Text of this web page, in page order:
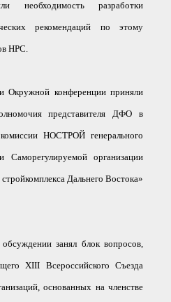
необходимость разработки
рекомендаций по этому
НРС.
Окружной конференции приняли
представителя ДФО в
НОСТРОЙ генерального
Саморегулируемой организации
Дальнего Востока»
занял блок вопросов,
XIII Всероссийского Съезда
основанных на членстве